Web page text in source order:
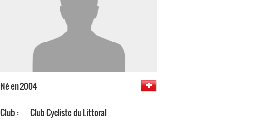
Né en 2004
Club : Club Cycliste du Littoral